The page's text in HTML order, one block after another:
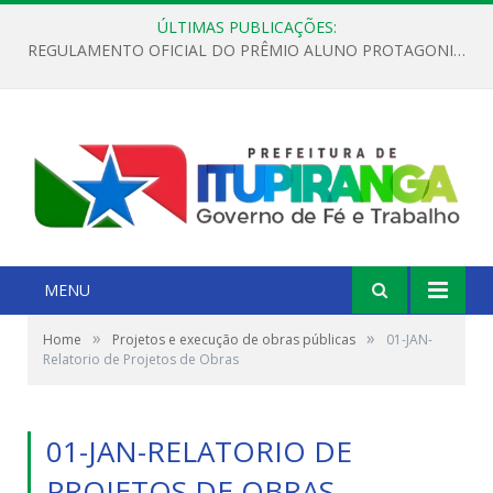
ÚLTIMAS PUBLICAÇÕES:
REGULAMENTO OFICIAL DO PRÊMIO ALUNO PROTAGONISTA – EDIÇÃO 2026
MENU
Home » Projetos e execução de obras públicas »
01-JAN-
Relatorio de Projetos de Obras
01-JAN-RELATORIO DE